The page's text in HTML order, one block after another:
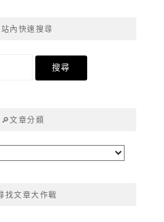
站內快速搜尋
🔎文章分類
找文章大作戰